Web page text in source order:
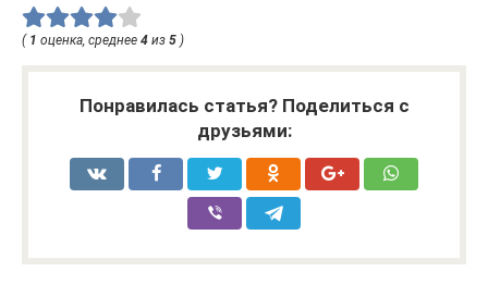
( 1 оценка, среднее 4 из 5 )
Понравилась статья? Поделиться с
друзьями: